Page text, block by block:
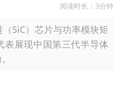
阅读时长： 3分钟
SiC）芯片与功率模块矩
表展现中国第三代半导体